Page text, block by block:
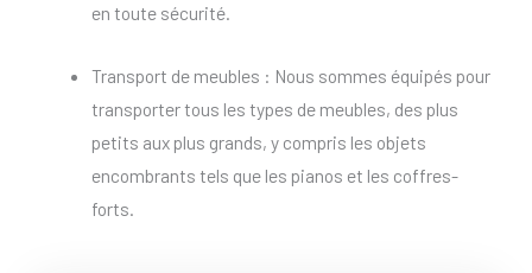
en toute sécurité.
Transport de meubles : Nous sommes équipés pour
transporter tous les types de meubles, des plus
petits aux plus grands, y compris les objets
encombrants tels que les pianos et les coffres-
forts.